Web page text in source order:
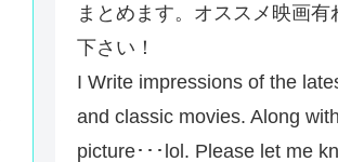
まとめます。オススメ映画有
下さい！
I Write impressions of the
and classic movies. Along
picture･･･lol. Please let me